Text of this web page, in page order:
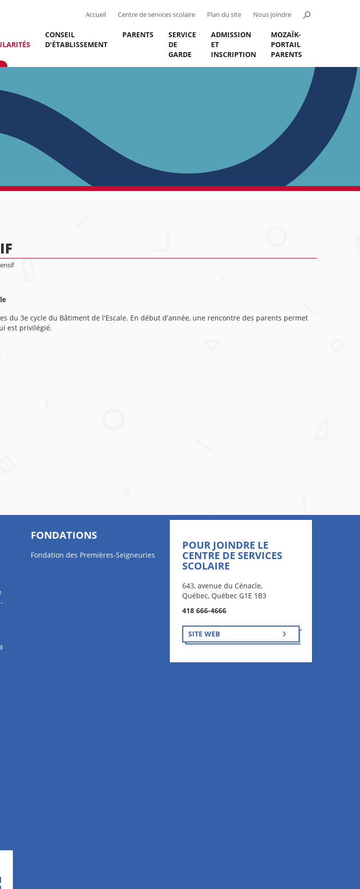
Accueil Centre de services scolaire Plan du site Nous joindre
CONSEIL
D'ÉTABLISSEMENT
PARENTS
SERVICE
DE
GARDE
ADMISSION
ET
INSCRIPTION
MOZAÏK-
PORTAIL
PARENTS
du 3e cycle du Bâtiment de l'Escale. En début d'année, une rencontre des parents permet
est privilégié.
FONDATIONS
Fondation des Premières-Seigneuries
POUR JOINDRE LE
CENTRE DE SERVICES
SCOLAIRE
643, avenue du Cénacle,
Québec, Québec G1E 1B3
418 666-4666
SITE WEB